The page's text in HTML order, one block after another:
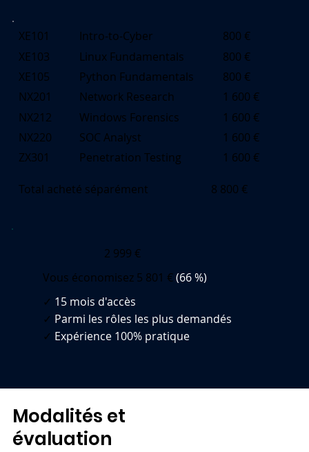
2 999 €
Vous économisez 5 801 € (66 %)
✓ 15 mois d'accès
✓ Parmi les rôles les plus demandés
✓ Expérience 100% pratique
XE101 Intro-to-Cyber
800 €
XE103
Linux Fundamentals
800 €
XE105
Python Fundamentals
800 €
NX201
Network Research
1 600 €
NX212
Windows Forensics
1 600 €
NX220
SOC Analyst
1 600 €
ZX301
Penetration Testing 1 600 €
Total acheté séparément 8 800 €
Modalités et
évaluation